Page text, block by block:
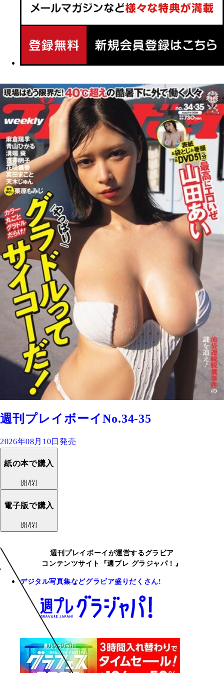
週刊プレイボーイNo.34-35
2026年08月10日発売
紙の本で購入
開/閉
電子版で購入
開/閉
週刊プレイボーイが運営するグラビア
コンテンツサイト『週プレ グラジャパ！』
デジタル写真集などグラビア盛りだくさん!